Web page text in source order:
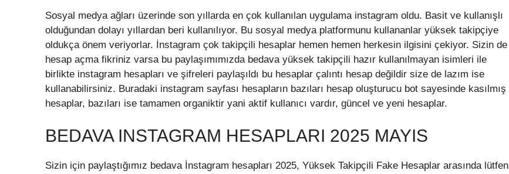
Sosyal medya ağları üzerinde son yıllarda en çok kullanılan uygulama instagram oldu. Basit ve kullanışlı
olduğundan dolayı yıllardan beri kullanılıyor. Bu sosyal medya platformunu kullananlar yüksek takipçiye
oldukça önem veriyorlar. İnstagram çok takipçili hesaplar hemen hemen herkesin ilgisini çekiyor. Sizin de
hesap açma fikriniz varsa bu paylaşımımızda bedava yüksek takipçili hazır kullanılmayan isimleri ile
birlikte instagram hesapları ve şifreleri paylaşıldı bu hesaplar çalıntı hesap değildir size de lazım ise
kullanabilirsiniz. Buradaki instagram sayfası hesapların bazıları hesap oluşturucu bot sayesinde kasılmış
hesaplar, bazıları ise tamamen organiktir yani aktif kullanıcı vardır, güncel ve yeni hesaplar.
BEDAVA INSTAGRAM HESAPLARI 2025 MAYIS
Sizin için paylaştığımız bedava İnstagram hesapları 2025, Yüksek Takipçili Fake Hesaplar arasında lütfen